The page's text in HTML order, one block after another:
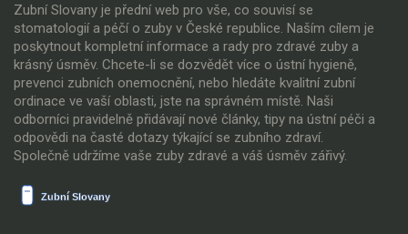
Zubní Slovany je přední web pro vše, co souvisí se
stomatologií a péčí o zuby v České republice. Naším cílem je
poskytnout kompletní informace a rady pro zdravé zuby a
krásný úsměv. Chcete-li se dozvědět více o ústní hygieně,
prevenci zubních onemocnění, nebo hledáte kvalitní zubní
ordinace ve vaší oblasti, jste na správném místě. Naši
odborníci pravidelně přidávají nové články, tipy na ústní péči a
odpovědi na časté dotazy týkající se zubního zdraví.
Společně udržíme vaše zuby zdravé a váš úsměv zářivý.